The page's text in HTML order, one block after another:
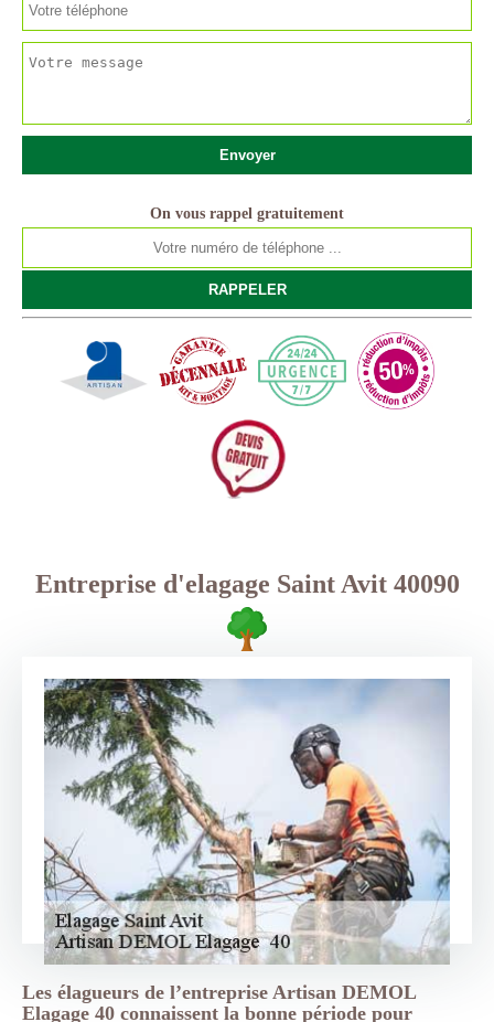
On vous rappel gratuitement
Entreprise d'elagage Saint Avit 40090
Les élagueurs de l’entreprise Artisan DEMOL
Elagage 40 connaissent la bonne période pour